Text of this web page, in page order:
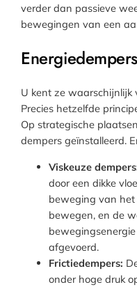
verder dan passieve
bewegingen van een
U kent ze waarschijnlijk
Precies hetzelfde
Op strategische
dempers geïnstalleerd.
Viskeuze
door een dikke
beweging van
bewegen, en de
afgevoerd.
Frictiedempers:
onder hoge druk